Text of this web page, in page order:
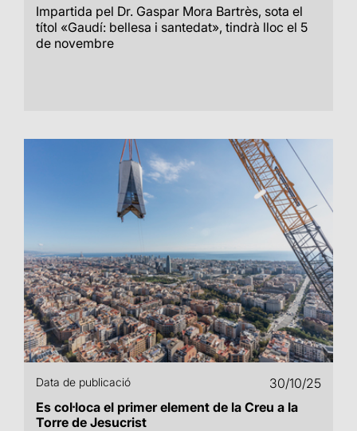
Impartida pel Dr. Gaspar Mora Bartrès, sota el
títol «Gaudí: bellesa i santedat», tindrà lloc el 5
de novembre
Data de publicació
30/10/25
Es col·loca el primer element de la Creu a la
Torre de Jesucrist